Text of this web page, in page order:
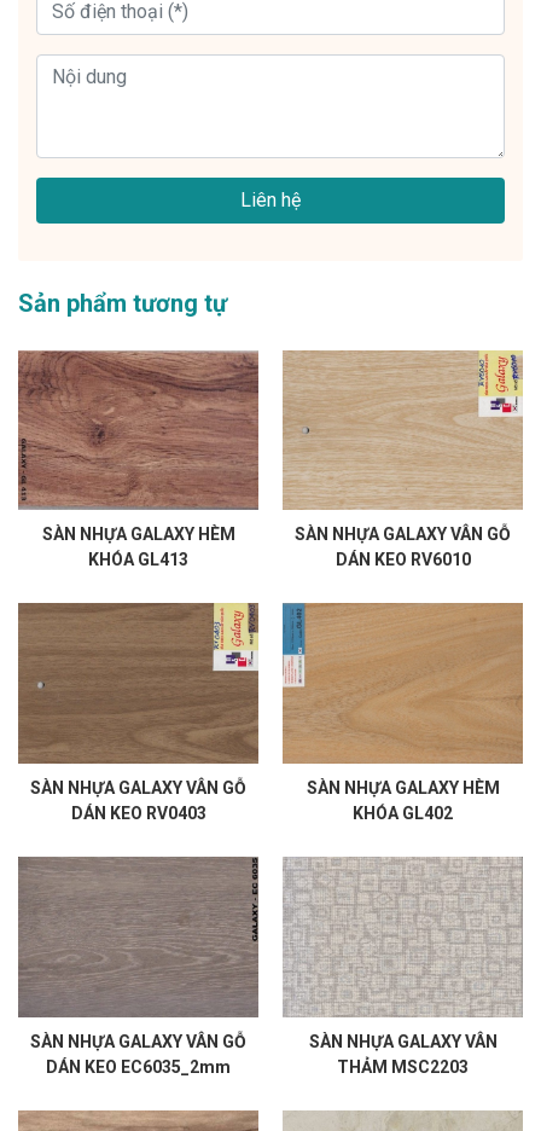
Liên hệ
Sản phẩm tương tự
SÀN NHỰA GALAXY HÈM
KHÓA GL413
SÀN NHỰA GALAXY VÂN GỖ
DÁN KEO RV6010
SÀN NHỰA GALAXY VÂN GỖ
DÁN KEO RV0403
SÀN NHỰA GALAXY HÈM
KHÓA GL402
SÀN NHỰA GALAXY VÂN GỖ
DÁN KEO EC6035_2mm
SÀN NHỰA GALAXY VÂN
THẢM MSC2203